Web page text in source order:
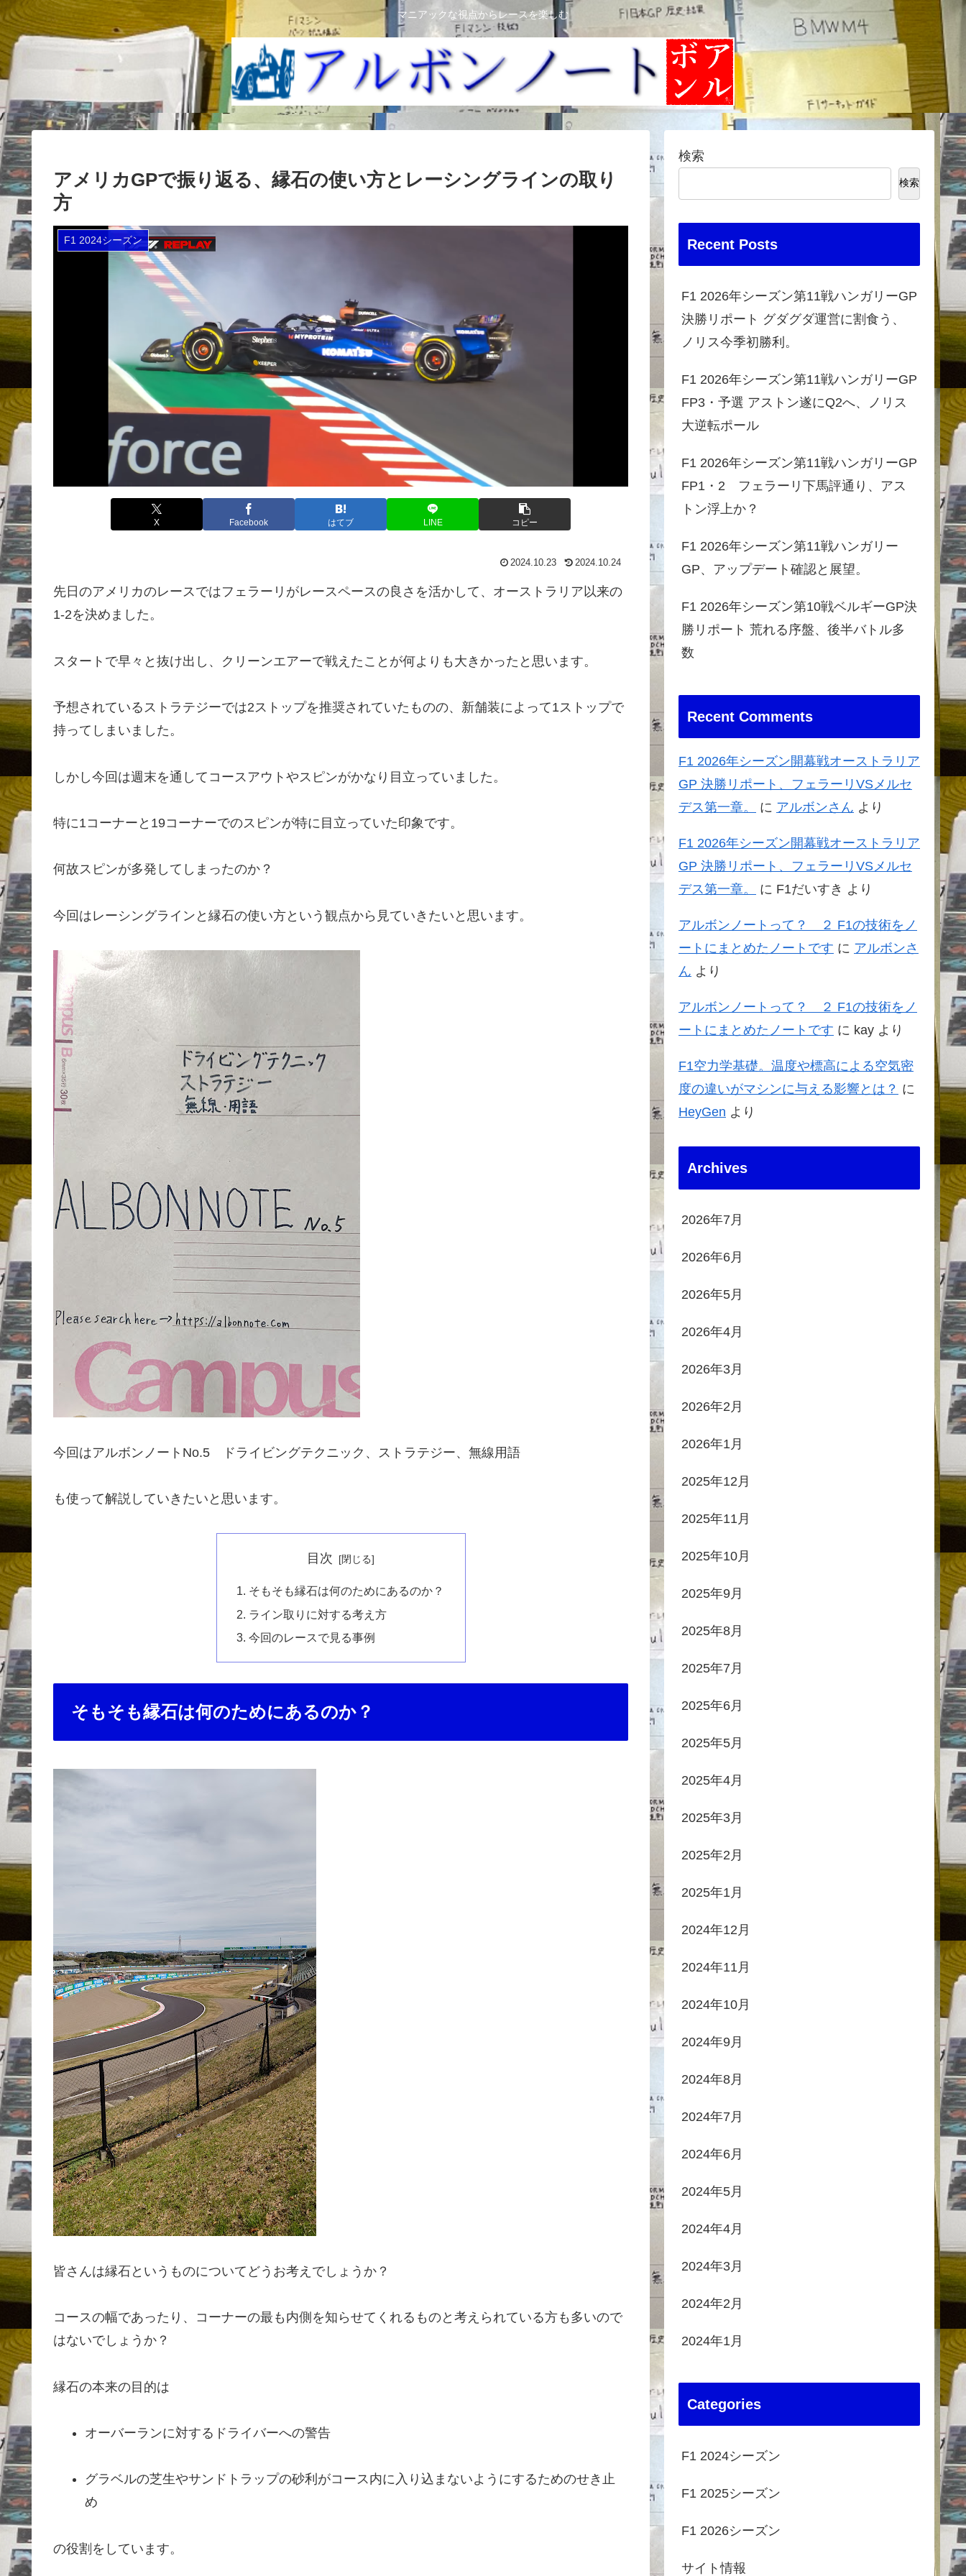
マニアックな視点からレースを楽しむ
アメリカGPで振り返る、縁石の使い方とレーシングラインの取り
方
F1 2024シーズン
X Facebook はてブ LINE コピー
2024.10.23 2024.10.24
先日のアメリカのレースではフェラーリがレースペースの良さを活かして、オーストラリア以来の
1-2を決めました。
スタートで早々と抜け出し、クリーンエアーで戦えたことが何よりも大きかったと思います。
予想されているストラテジーでは2ストップを推奨されていたものの、新舗装によって1ストップで
持ってしまいました。
しかし今回は週末を通してコースアウトやスピンがかなり目立っていました。
特に1コーナーと19コーナーでのスピンが特に目立っていた印象です。
何故スピンが多発してしまったのか？
今回はレーシングラインと縁石の使い方という観点から見ていきたいと思います。
今回はアルボンノートNo.5 ドライビングテクニック、ストラテジー、無線用語
も使って解説していきたいと思います。
目次
そもそも縁石は何のためにあるのか？
ライン取りに対する考え方
今回のレースで見る事例
そもそも縁石は何のためにあるのか？
皆さんは縁石というものについてどうお考えでしょうか？
コースの幅であったり、コーナーの最も内側を知らせてくれるものと考えられている方も多いので
はないでしょうか？
縁石の本来の目的は
オーバーランに対するドライバーへの警告
グラベルの芝生やサンドトラップの砂利がコース内に入り込まないようにするためのせき止
め
の役割をしています。
検索
検索
Recent Posts
F1 2026年シーズン第11戦ハンガリーGP
決勝リポート グダグダ運営に割食う、
ノリス今季初勝利。
F1 2026年シーズン第11戦ハンガリーGP
FP3・予選 アストン遂にQ2へ、ノリス
大逆転ポール
F1 2026年シーズン第11戦ハンガリーGP
FP1・2 フェラーリ下馬評通り、アス
トン浮上か？
F1 2026年シーズン第11戦ハンガリー
GP、アップデート確認と展望。
F1 2026年シーズン第10戦ベルギーGP決
勝リポート 荒れる序盤、後半バトル多
数
Recent Comments
F1 2026年シーズン開幕戦オーストラリア
GP 決勝リポート、フェラーリVSメルセ
デス第一章。
に アルボンさん より
F1 2026年シーズン開幕戦オーストラリア
GP 決勝リポート、フェラーリVSメルセ
デス第一章。
に F1だいすき より
アルボンノートって？ ２ F1の技術をノ
ートにまとめたノートです に アルボンさ
ん より
アルボンノートって？ ２ F1の技術をノ
ートにまとめたノートです に kay より
F1空力学基礎。温度や標高による空気密
度の違いがマシンに与える影響とは？ に
HeyGen より
Archives
2026年7月
2026年6月
2026年5月
2026年4月
2026年3月
2026年2月
2026年1月
2025年12月
2025年11月
2025年10月
2025年9月
2025年8月
2025年7月
2025年6月
2025年5月
2025年4月
2025年3月
2025年2月
2025年1月
2024年12月
2024年11月
2024年10月
2024年9月
2024年8月
2024年7月
2024年6月
2024年5月
2024年4月
2024年3月
2024年2月
2024年1月
Categories
F1 2024シーズン
F1 2025シーズン
F1 2026シーズン
サイト情報